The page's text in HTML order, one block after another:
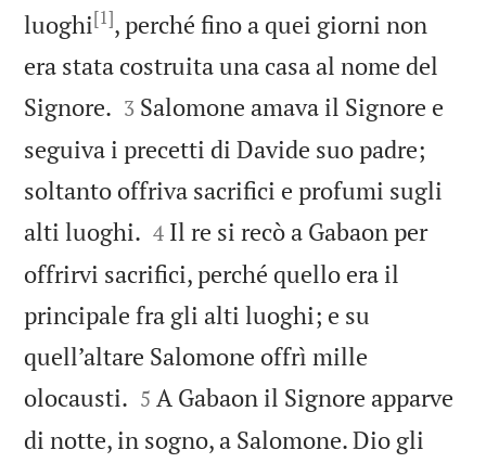
luoghi[1], perché fino a quei giorni non
era stata costruita una casa al nome del
Signore. 

3 Salomone amava il Signore e
seguiva i precetti di Davide suo padre;
soltanto offriva sacrifici e profumi sugli
alti luoghi. 

4 Il re si recò a Gabaon per
offrirvi sacrifici, perché quello era il
principale fra gli alti luoghi; e su
quell’altare Salomone offrì mille
olocausti. 

5 A Gabaon il Signore apparve
di notte, in sogno, a Salomone. Dio gli